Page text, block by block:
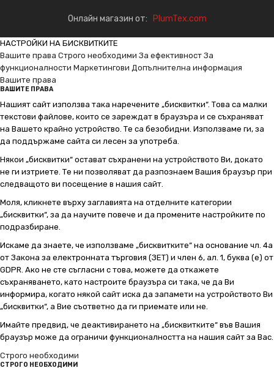
Онлайн магазин от: PlumTex.com
НАСТРОЙКИ НА БИСКВИТКИТЕ
Вашите права Строго необходими За ефективност За
функционалности Маркетингови Допълнителна информация
Вашите права
ВАШИТЕ ПРАВА
Нашият сайт използва така наречените „бисквитки“. Това са малки
текстови файлове, които се зареждат в браузъра и се съхраняват
на Вашето крайно устройство. Те са безобидни. Използваме ги, за
да поддържаме сайта си лесен за употреба.
Някои „бисквитки“ остават съхранени на устройството Ви, докато
не ги изтриете. Те ни позволяват да разпознаем Вашия браузър при
следващото ви посещение в нашия сайт.
Моля, кликнете върху заглавията на отделните категории
„бисквитки“, за да научите повече и да промените настройките по
подразбиране.
Искаме да знаете, че използваме „бисквитките“ на основание чл. 4а
от Закона за електронната търговия (ЗЕТ) и член 6, ал. 1, буква (е) от
GDPR. Ако не сте съгласни с това, можете да откажете
съхраняването, като настроите браузъра си така, че да Ви
информира, когато някой сайт иска да запамети на устройството Ви
„бисквитки“, а Вие съответно да ги приемате или не.
Имайте предвид, че деактивирането на „бисквитките“ във Вашия
браузър може да ограничи функционалността на нашия сайт за Вас.
Строго необходими
СТРОГО НЕОБХОДИМИ